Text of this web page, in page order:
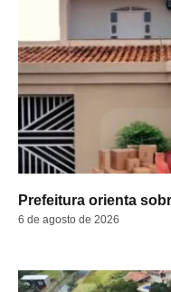
Prefeitura orienta
6 de agosto de 2026